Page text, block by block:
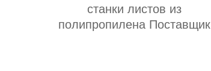
станки листов из
полипропилена Поставщик